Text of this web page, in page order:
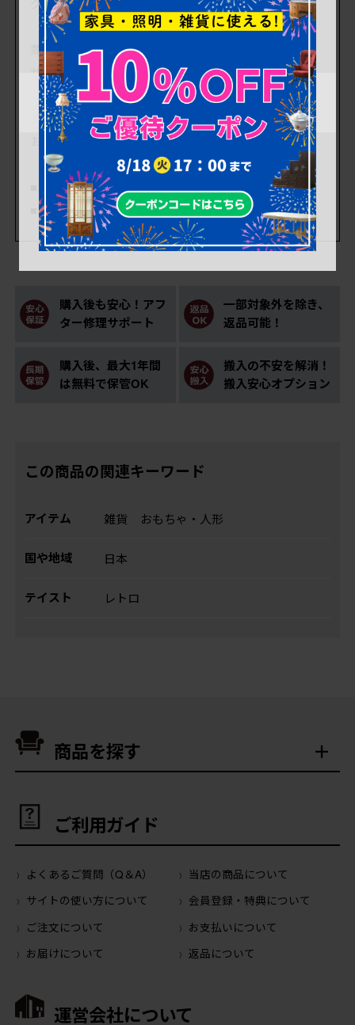
商品サイズはピンのサイズです。
サイズは各ひとつのみ計測致しましたので、そちらを
ご参考ください。
多少の汚れ、ダメージ等ありますので、画像を参考に
お願いいたします。
■ボールのサイズ 高さ65mm/直径65mm
■箱のサイズ 高さ120mm/幅190mm/奥行170mm
購入後も安心！アフ
ター修理サポート
一部対象外を除き、
返品可能！
購入後、最大1年間
は無料で保管OK
搬入の不安を解消！
搬入安心オプション
この商品の関連キーワード
アイテム 雑貨 おもちゃ・人形
国や地域 日本
テイスト レトロ
商品を探す
ご利用ガイド
よくあるご質問（Q＆A）
当店の商品について
サイトの使い方について
会員登録・特典について
ご注文について
お支払いについて
お届けについて
返品について
運営会社について